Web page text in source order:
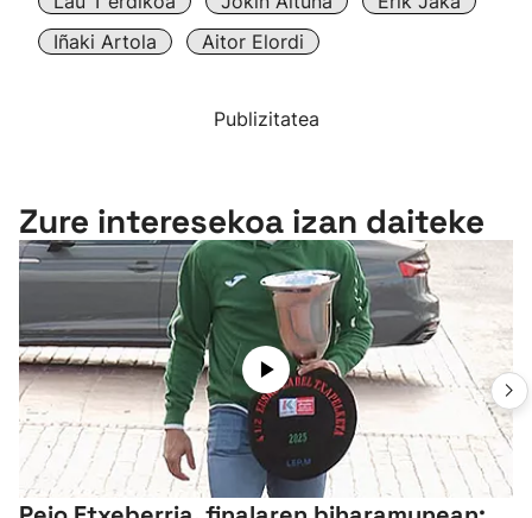
Iñaki Artola
Aitor Elordi
Publizitatea
Zure interesekoa izan daiteke